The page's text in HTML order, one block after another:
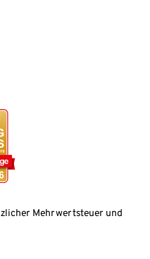
Mehrwertsteuer und